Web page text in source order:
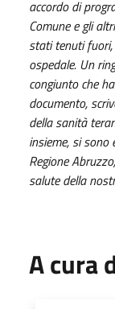
accordo di
Comune e gli
stati tenuti fuori,
ospedale. Un
congiunto che
documento,
della sanità
insieme, si sono
Regione
salute della
A cura